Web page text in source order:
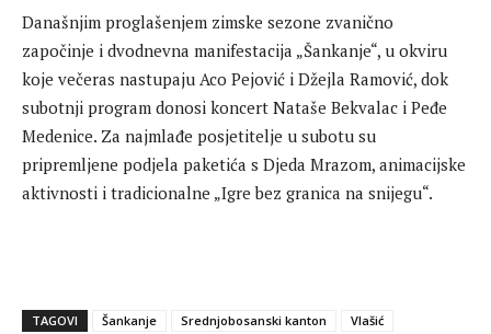
Današnjim proglašenjem zimske sezone zvanično
započinje i dvodnevna manifestacija „Šankanje“, u okviru
koje večeras nastupaju Aco Pejović i Džejla Ramović, dok
subotnji program donosi koncert Nataše Bekvalac i Peđe
Medenice. Za najmlađe posjetitelje u subotu su
pripremljene podjela paketića s Djeda Mrazom, animacijske
aktivnosti i tradicionalne „Igre bez granica na snijegu“.
TAGOVI Šankanje Srednjobosanski kanton
Vlašić